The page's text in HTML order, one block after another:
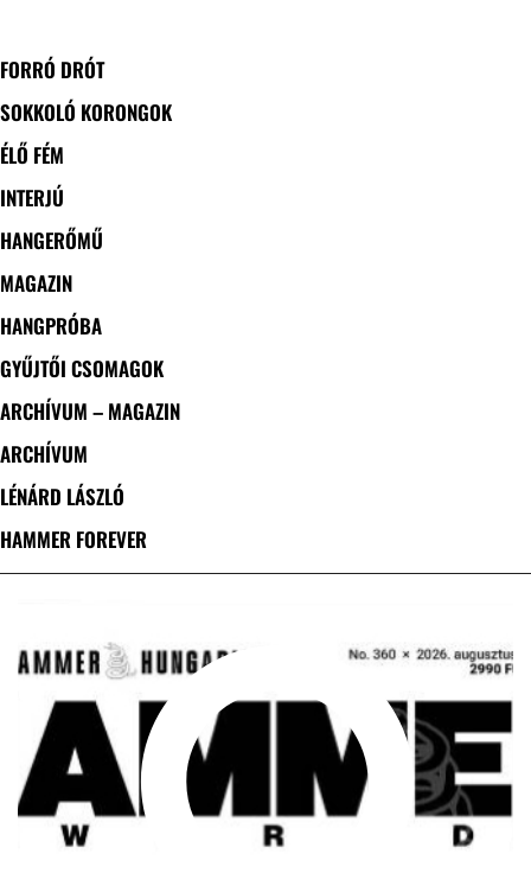
FORRÓ DRÓT
SOKKOLÓ KORONGOK
ÉLŐ FÉM
INTERJÚ
HANGERŐMŰ
MAGAZIN
HANGPRÓBA
GYŰJTŐI CSOMAGOK
ARCHÍVUM – MAGAZIN
ARCHÍVUM
LÉNÁRD LÁSZLÓ
HAMMER FOREVER